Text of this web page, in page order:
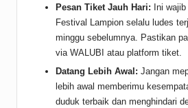
Pesan Tiket Jauh Hari: Ini
Festival Lampion selalu ludes
minggu sebelumnya. Pastikan
via WALUBI atau platform tiket.
Datang Lebih Awal: Jangan
lebih awal memberimu
duduk terbaik dan menghindari